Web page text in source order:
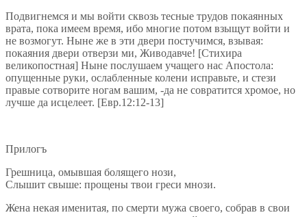
Подвигнемся и мы войти сквозь тесные трудов покаянных
врата, пока имеем время, ибо многие потом взыщут войти и
не возмогут. Ныне же в эти двери постучимся, взывая:
покаяния двери отверзи ми, Живодавче! [Стихира
великопостная] Ныне послушаем учащего нас Апостола:
опущенные руки, ослабленные колени исправьте, и стези
правые сотворите ногам вашим, -да не совратится хромое, но
лучше да исцелеет. [Евр.12:12-13]
Прилогъ
Грешница, омывшая болящего нози,
Слышит свыше: прощены твои греси мнози.
Жена некая именитая, по смерти мужа своего, собрав в свои